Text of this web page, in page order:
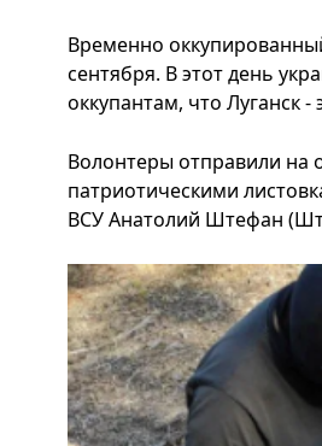
Временно
сентября. В этот день
оккупантам, что Луганск
Волонтеры отправили на
патриотическими
ВСУ Анатолий Штефан